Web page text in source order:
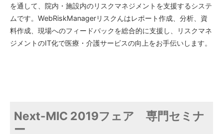
を通して、院内・施設内のリスクマネジメントを支援するシステ
ムです。WebRiskManagerリスクんはレポート作成、分析、資
料作成、現場へのフィードバックを総合的に支援し、リスクマネ
ジメントのIT化で医療・介護サービスの向上をお手伝いします。
Next-MIC 2019フェア 専門セミナ
ー